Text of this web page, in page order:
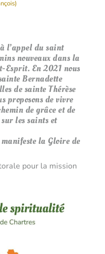
l’appel du saint
nouveaux dans la
Esprit. En 2021 nous
Bernadette
de sainte Thérèse
proposons de vivre
de grâce et de
les saints et
la Gloire de
pour la mission